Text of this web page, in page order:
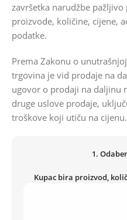
završetka narudžbe
proizvode, količine, cijene,
podatke.
Prema Zakonu o
trgovina je vid prodaje na
ugovor o prodaji na daljinu
druge uslove prodaje,
troškove koji utiču na cijenu.
1.
Kupac bira proizvod,